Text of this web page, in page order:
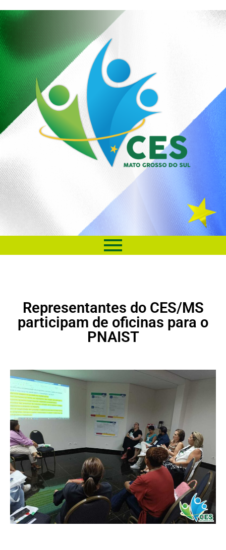
Representantes do CES/MS
participam de oficinas para o
PNAIST